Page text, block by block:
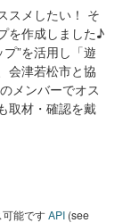
スメしたい！ そ
を作成しました♪
”を活用し「遊
会津若松市と協
メンバーでオス
取材・確認を戴
能ですAPI (see